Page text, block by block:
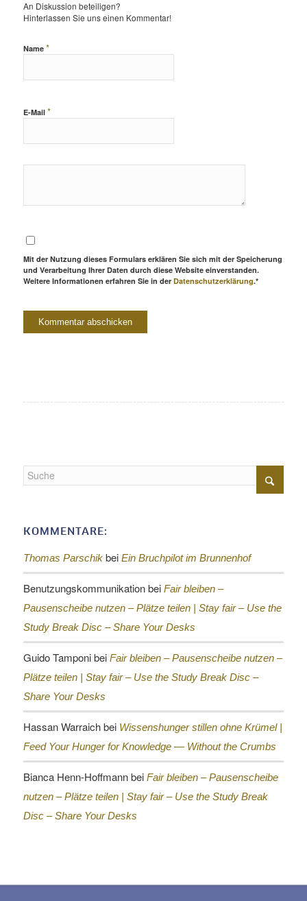
An Diskussion beteiligen?
Hinterlassen Sie uns einen Kommentar!
Name *
E-Mail *
Mit der Nutzung dieses Formulars erklären Sie sich mit der Speicherung
und Verarbeitung Ihrer Daten durch diese Website einverstanden.
Weitere Informationen erfahren Sie in der Datenschutzerklärung.*
KOMMENTARE:
Thomas Parschikbei Ein Bruchpilot im Brunnenhof
Benutzungskommunikationbei Fair bleiben –
Pausenscheibe nutzen – Plätze teilen | Stay fair – Use the
Study Break Disc – Share Your Desks
Guido Tamponibei Fair bleiben – Pausenscheibe nutzen –
Plätze teilen | Stay fair – Use the Study Break Disc –
Share Your Desks
Hassan Warraichbei Wissenshunger stillen ohne Krümel |
Feed Your Hunger for Knowledge — Without the Crumbs
Bianca Henn-Hoffmannbei Fair bleiben – Pausenscheibe
nutzen – Plätze teilen | Stay fair – Use the Study Break
Disc – Share Your Desks